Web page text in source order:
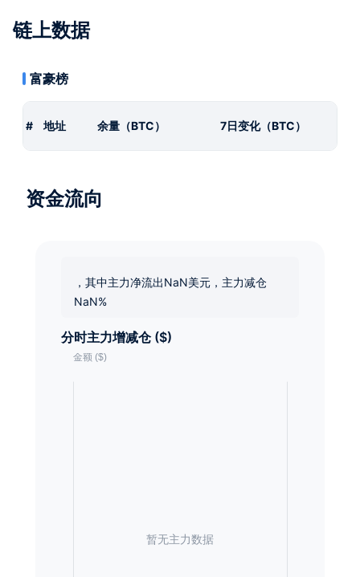
链上数据
富豪榜
# 地址 余量（BTC） 7日变化（BTC）
资金流向
，其中主力净流出NaN美元，主力减仓
NaN%
分时主力增减仓 ($)
暂无主力数据